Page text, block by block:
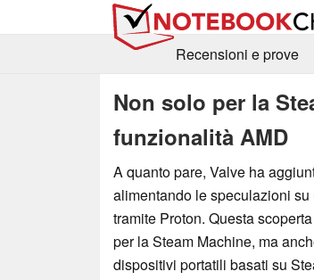
Recensioni e prove
Non solo per la
funzionalità AMD
A quanto pare, Valve ha
alimentando le speculazioni
tramite Proton. Questa
per la Steam Machine, ma
dispositivi portatili basati su